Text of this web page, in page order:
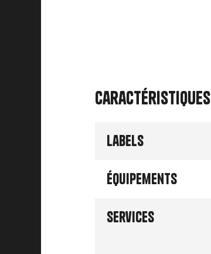
Caractéristiques
Labels
Équipements
Services